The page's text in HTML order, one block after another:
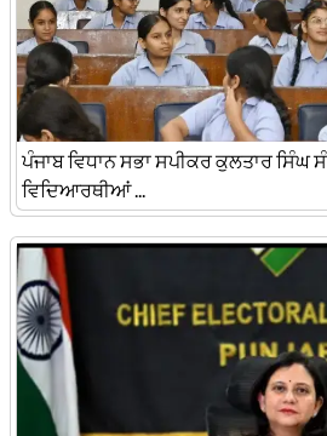
ਪੰਜਾਬ ਵਿਧਾਨ ਸਭਾ ਸਪੀਕਰ ਕੁਲਤਾਰ ਸਿੰਘ
ਵਿਦਿਆਰਥੀਆਂ ...